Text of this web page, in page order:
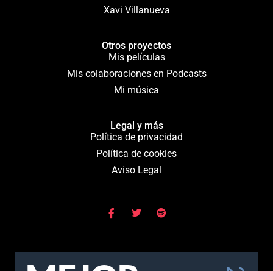
Xavi Villanueva
Otros proyectos
Mis películas
Mis colaboraciones en Podcasts
Mi música
Legal y más
Política de privacidad
Política de cookies
Aviso Legal